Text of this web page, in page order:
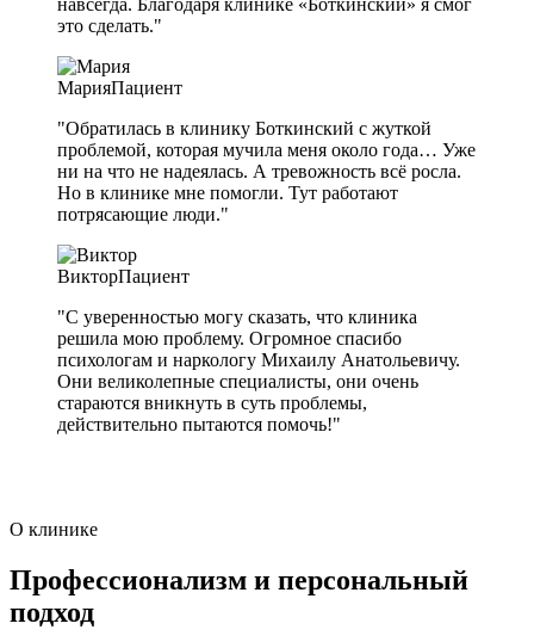
это сделать."
МарияПациент
"Обратилась в клинику Боткинский с жуткой
проблемой, которая мучила меня около года… Уже
ни на что не надеялась. А тревожность всё росла.
Но в клинике мне помогли. Тут работают
потрясающие люди."
ВикторПациент
"С уверенностью могу сказать, что клиника
решила мою проблему. Огромное спасибо
психологам и наркологу Михаилу Анатольевичу.
Они великолепные специалисты, они очень
стараются вникнуть в суть проблемы,
действительно пытаются помочь!"
О клинике
Профессионализм и персональный
подход